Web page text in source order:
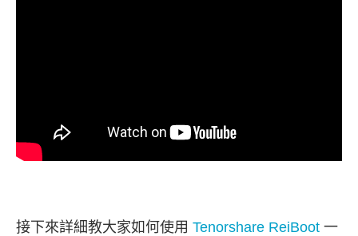
接下來詳細教大家如何使用 Tenorshare ReiBoot 一